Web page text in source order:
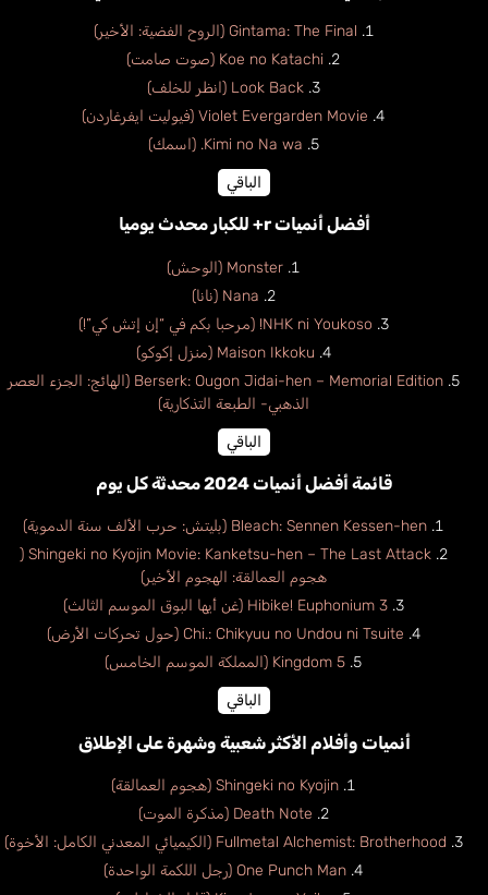
Gintama: The Final (الروح الفضية: الأخير)
Koe no Katachi (صوت صامت)
Look Back (انظر للخلف)
Violet Evergarden Movie (فيوليت ايفرغاردن)
Kimi no Na wa. (اسمك)
الباقي
أفضل أنميات r+ للكبار محدث يوميا
Monster (الوحش)
Nana (نانا)
NHK ni Youkoso! (مرحبا بكم في “إن إتش كي”!)
Maison Ikkoku (منزل إكوكو)
Berserk: Ougon Jidai-hen – Memorial Edition (الهائج: الجزء العصر
الذهبي- الطبعة التذكارية)
الباقي
قائمة أفضل أنميات 2024 محدثة كل يوم
Bleach: Sennen Kessen-hen (بليتش: حرب الألف سنة الدموية)
Shingeki no Kyojin Movie: Kanketsu-hen – The Last Attack (
هجوم العمالقة: الهجوم الأخير)
Hibike! Euphonium 3 (غن أيها البوق الموسم الثالث)
Chi.: Chikyuu no Undou ni Tsuite (حول تحركات الأرض)
Kingdom 5 (المملكة الموسم الخامس)
الباقي
أنميات وأفلام الأكثر شعبية وشهرة على الإطلاق
Shingeki no Kyojin (هجوم العمالقة)
Death Note (مذكرة الموت)
Fullmetal Alchemist: Brotherhood (الكيميائي المعدني الكامل: الأخوة)
One Punch Man (رجل اللكمة الواحدة)